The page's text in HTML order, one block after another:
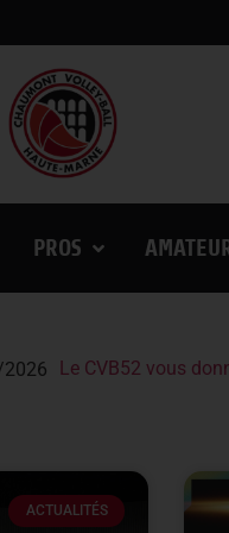
PROS
Le CVB52 vous
Le CVB52 présent
Lindqvist et la
ACTUALITÉS